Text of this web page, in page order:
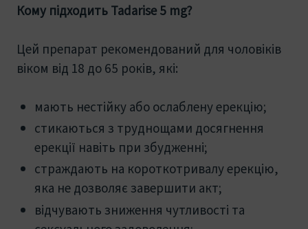
Кому підходить Tadarise 5 mg?
Цей препарат рекомендований для чоловіків
віком від 18 до 65 років, які:
мають нестійку або ослаблену ерекцію;
стикаються з труднощами досягнення
ерекції навіть при збудженні;
страждають на короткотривалу ерекцію,
яка не дозволяє завершити акт;
відчувають зниження чутливості та